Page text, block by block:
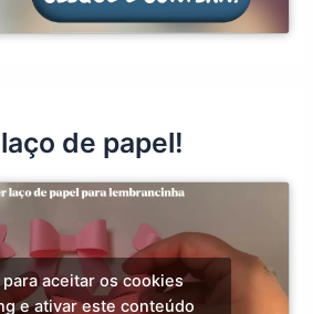
de papel!
aceitar os cookies
e ativar este conteúdo